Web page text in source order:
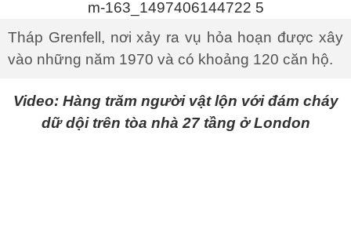
Tháp Grenfell, nơi xảy ra vụ hỏa hoạn được xây
vào những năm 1970 và có khoảng 120 căn hộ.
Video: Hàng trăm người vật lộn với đám cháy
dữ dội trên tòa nhà 27 tầng ở London